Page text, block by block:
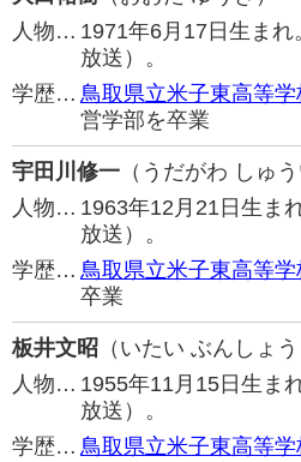
人物… 1971年6月17日生ま
放送）。
学歴… 鳥取県立米子東高等学
営学部を卒業
宇田川修一 （うだがわ しゅう
人物… 1963年12月21日生ま
放送）。
学歴… 鳥取県立米子東高等学
卒業
板井文昭 （いたい ぶんしょう
人物… 1955年11月15日生ま
放送）。
学歴… 鳥取県立米子東高等学